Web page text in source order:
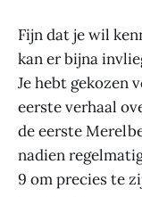
Fijn dat je wil
kan er bijna
Je hebt gekozen
eerste verhaal
de eerste
nadien
9 om precies te